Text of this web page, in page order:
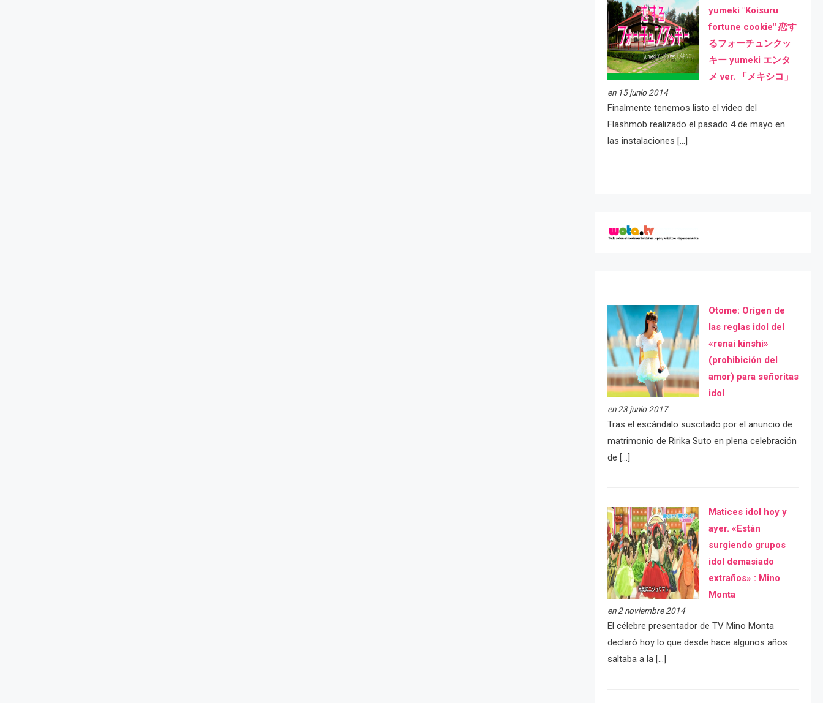
yumeki "Koisuru
fortune cookie" 恋す
るフォーチュンクッ
キー yumeki エンタ
メ ver. 「メキシコ」
en 15 junio 2014
Finalmente tenemos listo el video del
Flashmob realizado el pasado 4 de mayo en
las instalaciones […]
Otome: Orígen de
las reglas idol del
«renai kinshi»
(prohibición del
amor) para señoritas
idol
en 23 junio 2017
Tras el escándalo suscitado por el anuncio de
matrimonio de Ririka Suto en plena celebración
de […]
Matices idol hoy y
ayer. «Están
surgiendo grupos
idol demasiado
extraños» : Mino
Monta
en 2 noviembre 2014
El célebre presentador de TV Mino Monta
declaró hoy lo que desde hace algunos años
saltaba a la […]